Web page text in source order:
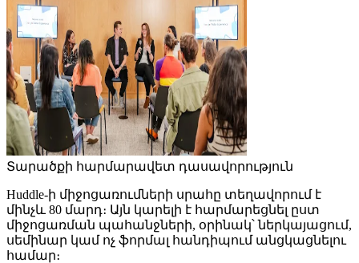
Տարածքի հարմարավետ դասավորություն
Huddle-ի միջոցառումների սրահը տեղավորում է
մինչև 80 մարդ։ Այն կարելի է հարմարեցնել ըստ
միջոցառման պահանջների, օրինակ՝ ներկայացում,
սեմինար կամ ոչ ֆորմալ հանդիպում անցկացնելու
համար։